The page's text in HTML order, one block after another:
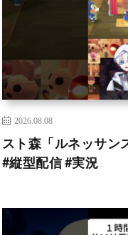
2026.08.08
スト森「ルネッサ
#縦型配信 #実況